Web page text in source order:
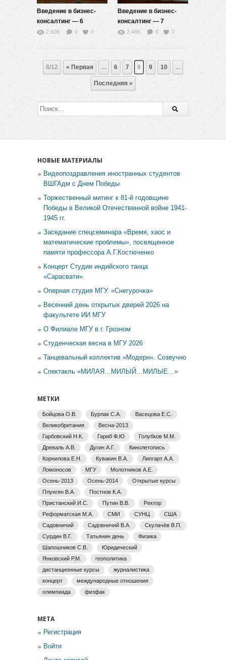
Введение в бизнес-
консалтинг — 6
2.60K 0 0
Введение в бизнес-
консалтинг — 7
2.48K 0 0
8/12 « Первая ... 6 7 8 9 10 ...
Последняя »
НОВЫЕ МАТЕРИАЛЫ
Видеопоздравления иностранных студентов
ВШГАдм с Днем Победы
Торжественный митинг к 81-й годовщине
Победы в Великой Отечественной войне 1941-
1945 гг.
Заседание спецсеминара «Время, хаос и
математические проблемы», посвященное
памяти профессора А.Г.Костюченко
Концерт Студии индийского танца
«Сарасвати»
Оперная студия МГУ. «Снегурочка»
Весенний день открытых дверей 2026 на
факультете ИИ МГУ
О Филиале МГУ в г. Грозном
Студенческая весна в МГУ 2026
Танцевальный коллектив «Модерн». Созвучно
Спектакль «МИЛАЯ…МИЛЫЙ…МИЛЫЕ…»
МЕТКИ
Бойцова О.В. Бурлак С.А.
Васецова Е.С.
Великобритания
Весна-2013
Гарбовский Н.К.
Гариб Ф.Ю
Голубков М.М.
Древаль А.В.
Дугин А.Г.
Кинолетопись
Корнилова Е.Н.
Кувакин В.А.
Липгарт А.А.
Ломоносов
МГУ
Молотников А.Е.
Осень-2013
Осень-2014
Открытые курсы
Плунгян В.А.
Постнов К.А.
Пристанский И.С.
Путин В.В.
Ректор
Реформатская М.А.
СМИ СУНЦ
США
Садовничий
Садовничий В.А.
Скулачёв В.П.
Сурдин В.Г.
Татьянин день
Физика
Шапошников С.В.
Юридический
Янковский Р.М.
геополитика
дистанционные курсы
журналистика
концерт
международные отношения
олимпиада
физфак
МЕТА
Регистрация
Войти